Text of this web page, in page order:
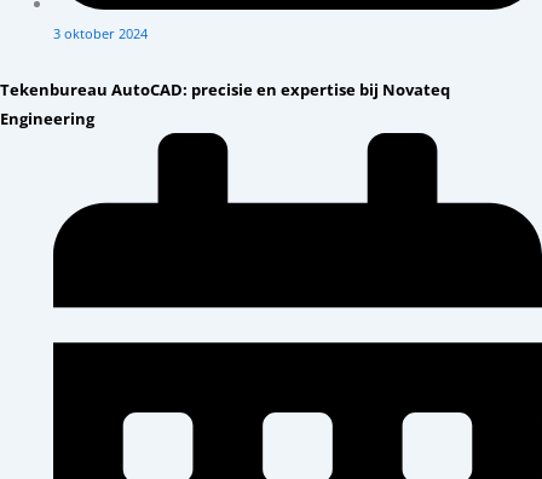
3 oktober 2024
Tekenbureau AutoCAD: precisie en expertise bij Novateq
Engineering